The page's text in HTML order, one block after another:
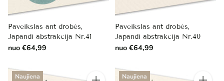
Paveikslas ant drobės,
Japandi abstrakcija Nr.41
nuo €64,99
Paveikslas ant drobės,
Japandi abstrakcija Nr.40
nuo €64,99
Naujiena Naujiena